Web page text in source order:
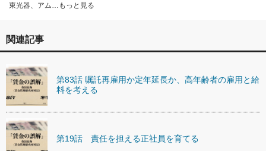
東光器、アム…もっと見る
関連記事
第83話 嘱託再雇用か定年延長か、高年齢者の雇用と給
料を考える
第19話 責任を担える正社員を育てる